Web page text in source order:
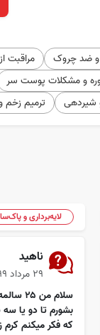
ضد چروک مراقبت
و مشکلات پوست سر
شیردهی ترمیم زخم
لایه‌برداری و
ناهید
۲۹ مرداد ۱۳۹۹
سلام
بشورم تا دو یا
که فکر میکنم